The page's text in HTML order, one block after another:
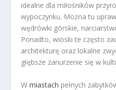
idealne dla miłośników
wypoczynku. Można tu
wędrówki górskie,
Ponadto, wioski te często
architekturę oraz lokalne
głębsze zanurzenie się w
Wmiastach pełnych